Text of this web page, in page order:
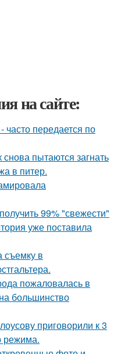
на сайте:
часто передается по
пытаются загнать
в питер.
99% "свежести"
уже поставила
съемку в
пожаловалась в
большинство
приговорили к 3
режима.